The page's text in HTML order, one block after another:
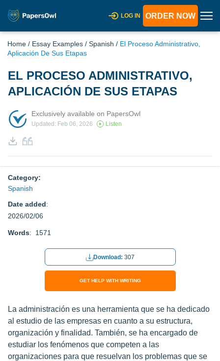
LOG IN ORDER NOW
Home / Essay Examples / Spanish / El Proceso Administrativo,
Aplicación De Sus Etapas
EL PROCESO ADMINISTRATIVO,
APLICACIÓN DE SUS ETAPAS
Exclusively available on PapersOwl
Updated: Feb 06, 2026 Listen
Category:
Spanish
Date added:
2026/02/06
Words: 1571
Download: 307
GET HELP WITH WRITING
La administración es una herramienta que se ha dedicado
al estudio de las empresas en cuanto a su estructura,
organización y finalidad. También, se ha encargado de
estudiar los fenómenos que competen a las
organizaciones para que resuelvan los problemas que se